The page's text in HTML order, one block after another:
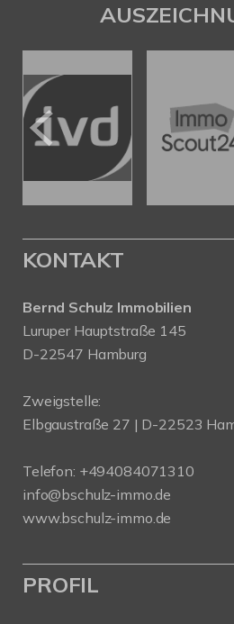
KONTAKT
Bernd Schulz Immobilien
Luruper Hauptstraße 145
D-22547 Hamburg
Zweigstelle:
Elbgaustraße 27 | D-22523
Telefon: +494084071310
info@bschulz-immo.de
www.bschulz-immo.de
PROFIL